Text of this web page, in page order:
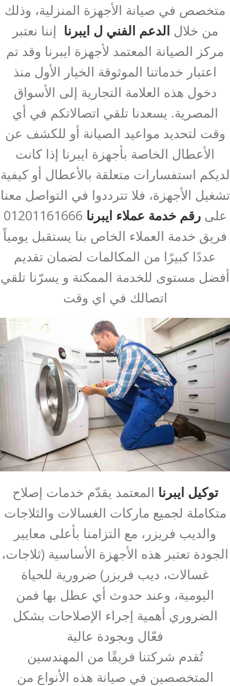
متخصص في صيانة الأجهزة المنزلية، وذلك
من خلال الدعم الفني ل ايبرنا إننا نعتبر
مركز الصيانة المعتمد لأجهزة ايبرنا وقد تم
اعتبار خدماتنا الموثوقة الخيار الأول منذ
دخول هذه العلامة التجارية إلى الأسواق
المصرية. يسعدنا تلقي اتصالاتكم في أي
وقت لتحديد مواعيد الصيانة أو للكشف عن
الأعطال الخاصة بأجهزة ايبرنا إذا كانت
لديكم استفسارات متعلقة بالأعطال أو كيفية
تشغيل الأجهزة، فلا تترددوا في التواصل معنا
علىرقم خدمة عملاء ايبرنا
فريق خدمة العملاء الخاص بنا يستقبل يومياً
عددًا كبيرًا من المكالمات لضمان تقديم
أفضل مستوى للخدمة الممكنة و يسرّنا تلقي
اتصالك في اي وقت
توكيل ايبرنا المعتمد يقدّم خدمات إصلاح
متكاملة لجميع ماركات الغسالات والثلاجات
والديب فريزر، مع التزامنا بأعلى معايير
الجودة تعتبر هذه الأجهزة الأساسية (ثلاجات،
غسالات، ديب فريزر) ضرورية للحياة
اليومية، وعند حدوث أي عطل بها فمن
الضروري أهمية إجراء الإصلاحات بشكل
فعّال وبجودة عالية
تُقدم شركتنا فريقًا من المهندسين
المتخصصين في صيانة هذه الأنواع من